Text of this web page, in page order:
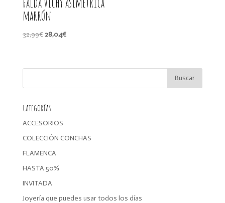
marrón
32,99€El
era:
28,04€El
es:
Categorías
ACCESORIOS
COLECCIÓN CONCHAS
FLAMENCA
HASTA 50%
INVITADA
Joyería que puedes usar todos los días